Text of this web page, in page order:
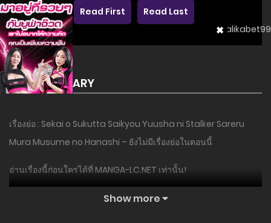
Read First Read Last
SUMMARY
เรื่องย่อ : Sekai o Sukutta Saikyou Yuusha ni Stalker Sareru
Mura Musume no Hanashi – ยังไม่มีเรื่องย่อในตอนนี้
อ่านเรื่องนี้ก่อนใครได้ที่ MANGA-LC.NET เท่านั้น!
Show more